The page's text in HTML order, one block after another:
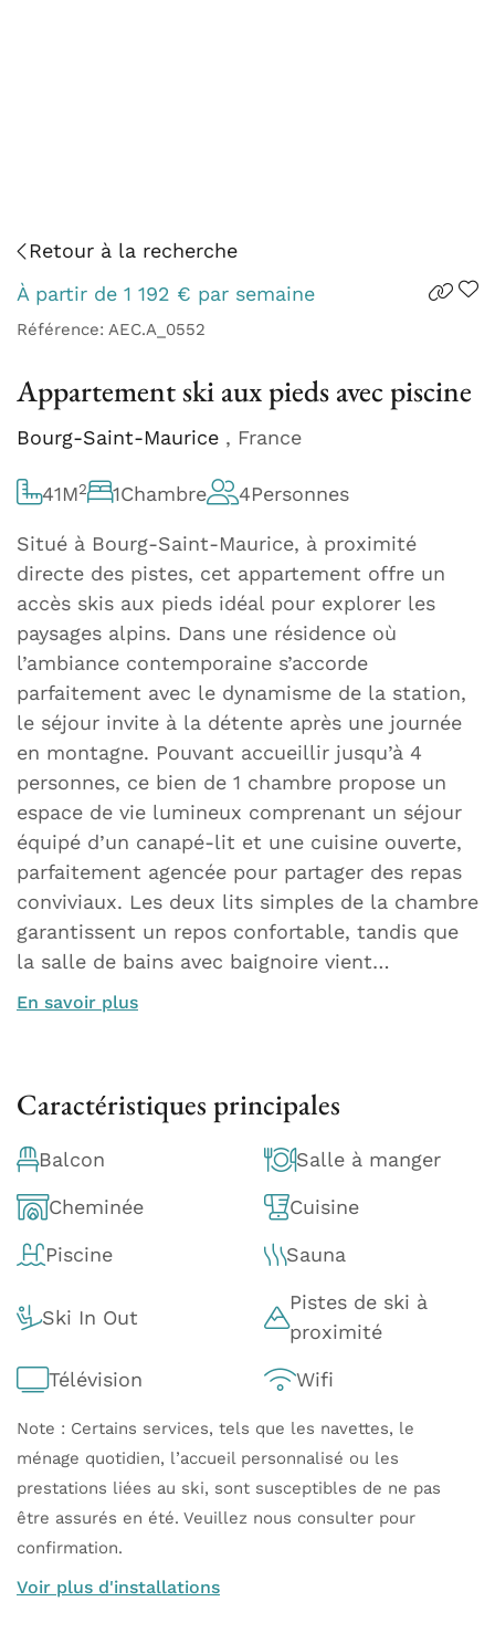
Retour à la recherche
À partir de 1 192 € par semaine
Référence: AEC.A_0552
Appartement ski aux pieds avec piscine
Bourg-Saint-Maurice , France
41M2 1Chambre 4Personnes
Situé à Bourg-Saint-Maurice, à proximité
directe des pistes, cet appartement offre un
accès skis aux pieds idéal pour explorer les
paysages alpins. Dans une résidence où
l’ambiance contemporaine s’accorde
parfaitement avec le dynamisme de la station,
le séjour invite à la détente après une journée
en montagne. Pouvant accueillir jusqu’à 4
personnes, ce bien de 1 chambre propose un
espace de vie lumineux comprenant un séjour
équipé d’un canapé-lit et une cuisine ouverte,
parfaitement agencée pour partager des repas
conviviaux. Les deux lits simples de la chambre
garantissent un repos confortable, tandis que
la salle de bains avec baignoire vient…
En savoir plus
Caractéristiques principales
Balcon Salle à manger
Cheminée Cuisine
Piscine Sauna
Ski In Out
Pistes de ski à
proximité
Télévision Wifi
Note : Certains services, tels que les navettes, le
ménage quotidien, l’accueil personnalisé ou les
prestations liées au ski, sont susceptibles de ne pas
être assurés en été. Veuillez nous consulter pour
confirmation.
Voir plus d'installations